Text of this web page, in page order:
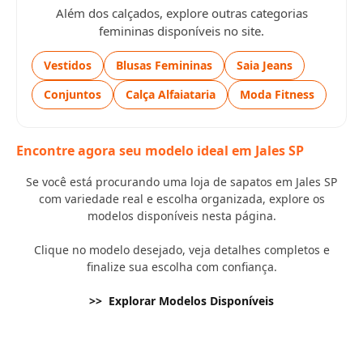
Além dos calçados, explore outras categorias
femininas disponíveis no site.
Vestidos Blusas Femininas
Saia Jeans
Conjuntos
Calça Alfaiataria Moda Fitness
Encontre agora seu modelo ideal em Jales SP
Se você está procurando uma loja de sapatos em Jales SP
com variedade real e escolha organizada, explore os
modelos disponíveis nesta página.
Clique no modelo desejado, veja detalhes completos e
finalize sua escolha com confiança.
>> Explorar Modelos Disponíveis